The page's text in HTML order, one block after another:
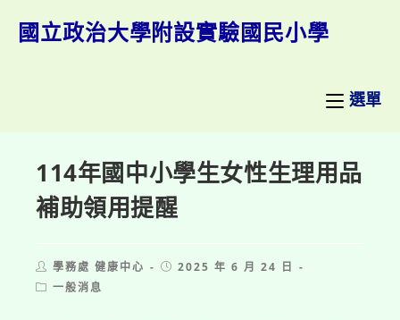
國立政治大學附設實驗國民小學
選單
114年國中小學生女性生理用品
補助領用提醒
Post
author:
學務處 健康中心
Post2025 年 6 月 24 日
Post一般消息